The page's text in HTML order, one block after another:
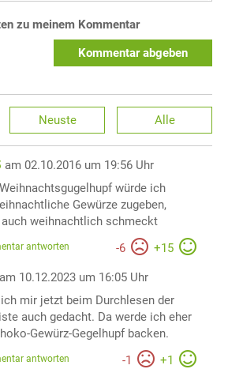
zu meinem Kommentar
Kommentar abgeben
Neuste Alle
am 02.10.2016 um 19:56 Uhr
würde ich
Gewürze zugeben,
weihnachtlich schmeckt
-6 +15
antworten
am 10.12.2023 um 16:05 Uhr
mir jetzt beim Durchlesen der
auch gedacht. Da werde ich eher
Gewürz-Gegelhupf backen.
-1 +1
antworten